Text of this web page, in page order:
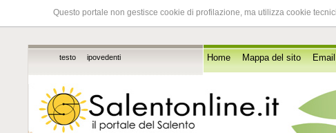
Questo portale non gestisce cookie di profilazione, ma utilizza cookie
testo ipovedenti Home Mappa del sito Email